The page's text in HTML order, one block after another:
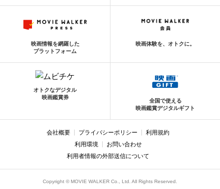
映画情報を網羅した
プラットフォーム
映画体験を、オトクに。
オトクなデジタル
映画鑑賞券
全国で使える
映画鑑賞デジタルギフト
会社概要 プライバシーポリシー
利用規約
利用環境
お問い合わせ
利用者情報の外部送信について
Copyright © MOVIE WALKER Co., Ltd. All Rights Reserved.